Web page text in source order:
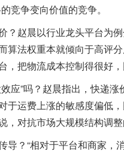
竞争变向价值的竞争。
赵晨以行业龙头平台为
算法权重本就倾向于高评
把物流成本控制得很好，
”吗？赵晨指出，快递涨
于运费上涨的敏感度偏低
，对抗市场大规模结构调
？“相对于平台和商家，